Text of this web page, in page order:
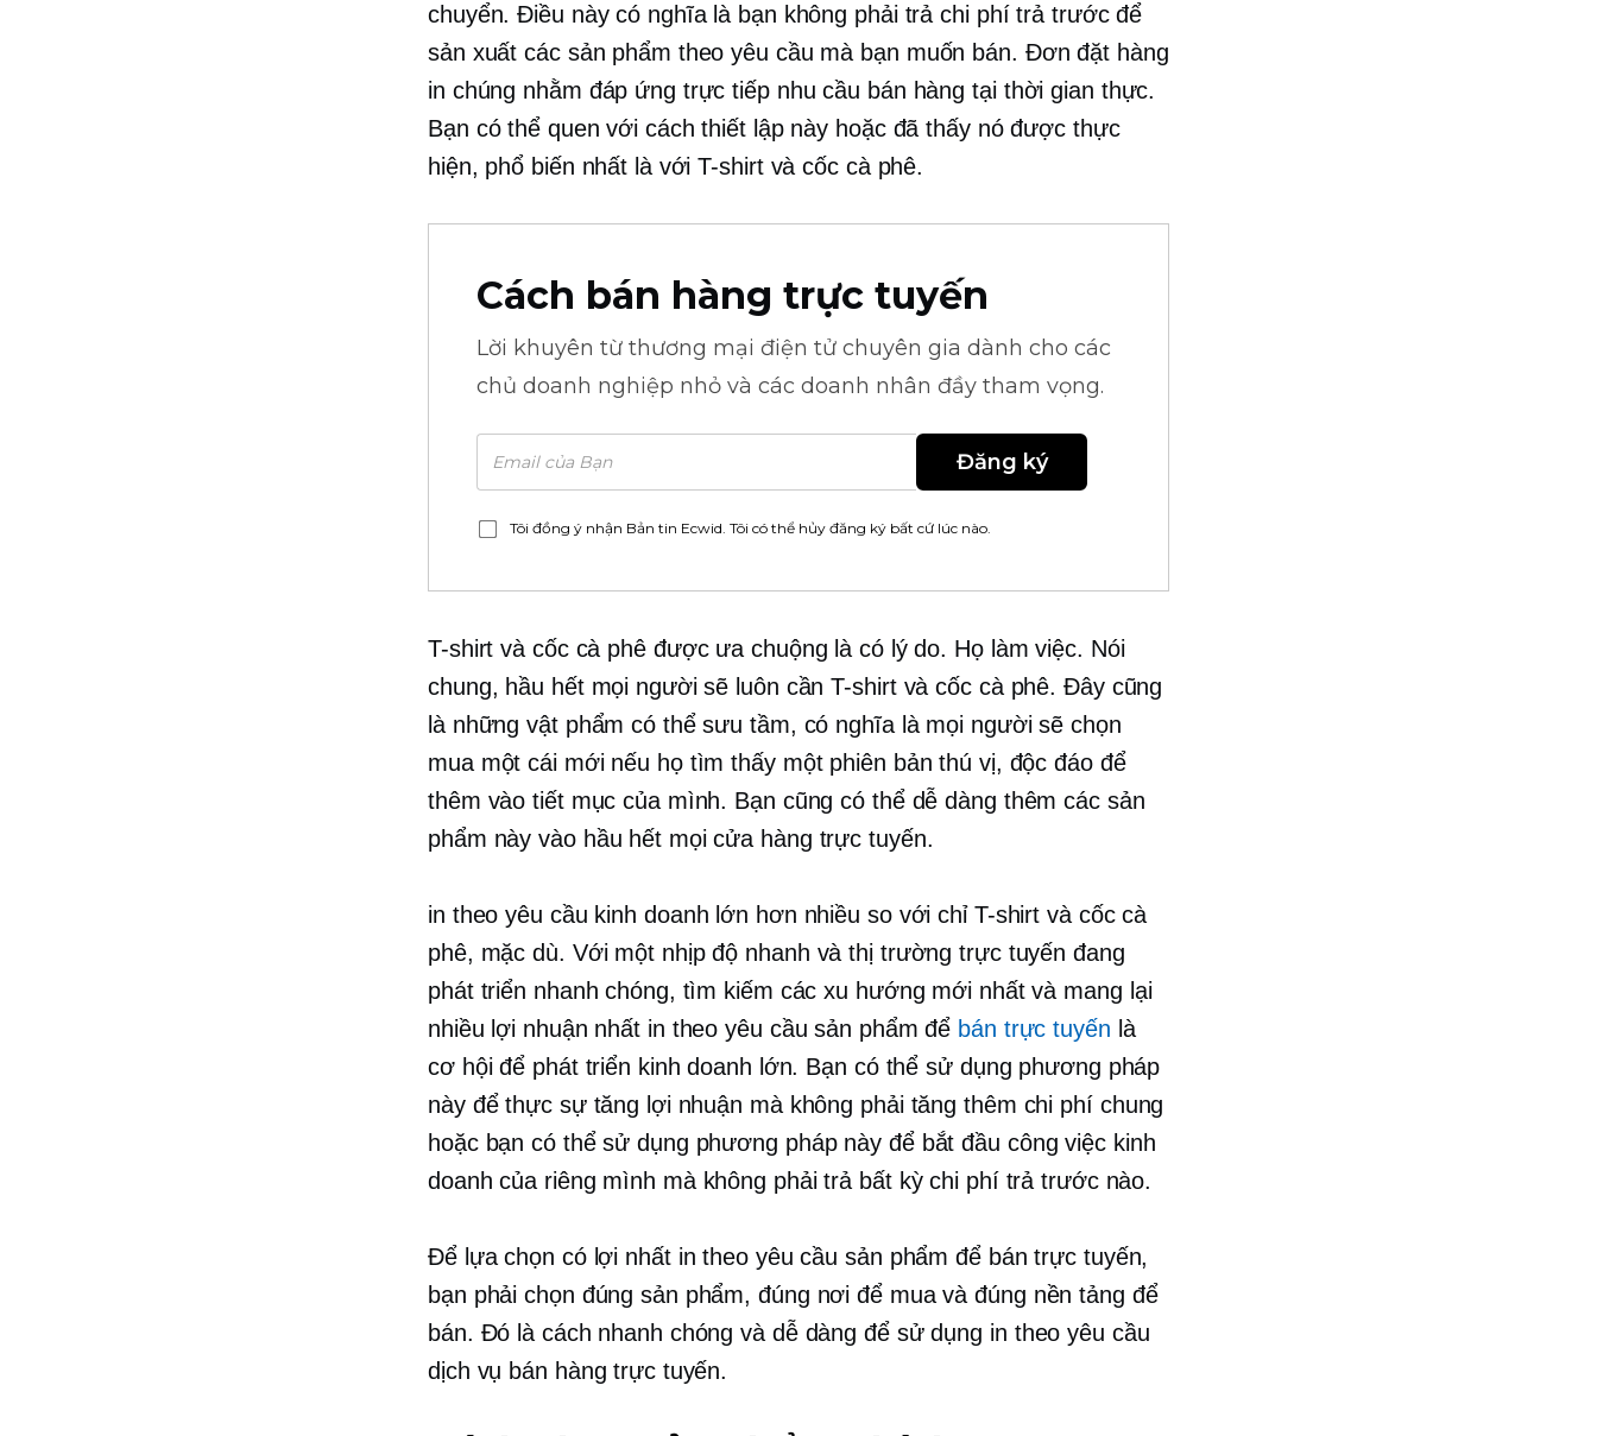
chuyển. Điều này có nghĩa là bạn không phải trả chi phí trả trước để
sản xuất các sản phẩm theo yêu cầu mà bạn muốn bán. Đơn đặt hàng
in chúng nhằm đáp ứng trực tiếp nhu cầu bán hàng tại thời gian thực.
Bạn có thể quen với cách thiết lập này hoặc đã thấy nó được thực
hiện, phổ biến nhất là vớiT-shirtvà cốc cà phê.
Cách bán hàng trực tuyến
Lời khuyên từ thương mại điện tử chuyên gia dành cho các
chủ doanh nghiệp nhỏ và các doanh nhân đầy tham vọng.
Đăng ký
Tôi đồng ý nhận Bản tin Ecwid. Tôi có thể hủy đăng ký bất cứ lúc nào.
T-shirt và cốc cà phê được ưa chuộng là có lý do. Họ làm việc. Nói
chung, hầu hết mọi người sẽ luôn cầnT-shirtvà cốc cà phê. Đây cũng
là những vật phẩm có thể sưu tầm, có nghĩa là mọi người sẽ chọn
mua một cái mới nếu họ tìm thấy một phiên bản thú vị, độc đáo để
thêm vào tiết mục của mình. Bạn cũng có thể dễ dàng thêm các sản
phẩm này vào hầu hết mọi cửa hàng trực tuyến.
in theo yêu cầu kinh doanh lớn hơn nhiều so với chỉ T-shirt và cốc cà
phê, mặc dù. Với một nhịp độ nhanh và thị trường trực tuyến đang
phát triển nhanh chóng, tìm kiếm các xu hướng mới nhất và mang lại
nhiều lợi nhuận nhất in theo yêu cầu sản phẩm để bán trực tuyến là
cơ hội để phát triển kinh doanh lớn. Bạn có thể sử dụng phương pháp
này để thực sự tăng lợi nhuận mà không phải tăng thêm chi phí chung
hoặc bạn có thể sử dụng phương pháp này để bắt đầu công việc kinh
doanh của riêng mình mà không phải trả bất kỳ chi phí trả trước nào.
Để lựa chọn có lợi nhất in theo yêu cầu sản phẩm để bán trực tuyến,
bạn phải chọn đúng sản phẩm, đúng nơi để mua và đúng nền tảng để
bán. Đó là cách nhanh chóng và dễ dàng để sử dụng in theo yêu cầu
dịch vụ bán hàng trực tuyến.